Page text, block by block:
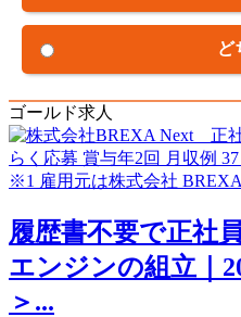
ど
ゴールド求人
履歴書不要で正社
エンジンの組立｜
＞...